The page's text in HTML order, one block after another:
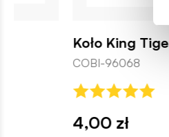
Koło King Tiger
COBI-96068